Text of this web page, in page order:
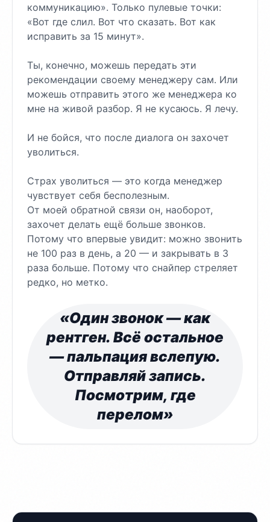
коммуникацию». Только пулевые точки:
«Вот где слил. Вот что сказать. Вот как
исправить за 15 минут».
Ты, конечно, можешь передать эти
рекомендации своему менеджеру сам. Или
можешь отправить этого же менеджера ко
мне на живой разбор. Я не кусаюсь. Я лечу.
И не бойся, что после диалога он захочет
уволиться.
Страх уволиться — это когда менеджер
чувствует себя бесполезным.
От моей обратной связи он, наоборот,
захочет делать ещё больше звонков.
Потому что впервые увидит: можно звонить
не 100 раз в день, а 20 — и закрывать в 3
раза больше. Потому что снайпер стреляет
редко, но метко.
«Один звонок — как
рентген. Всё остальное
— пальпация вслепую.
Отправляй запись.
Посмотрим, где
перелом»